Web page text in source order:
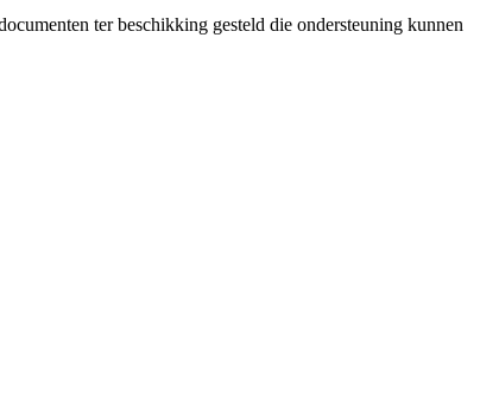
ter beschikking gesteld die ondersteuning kunnen